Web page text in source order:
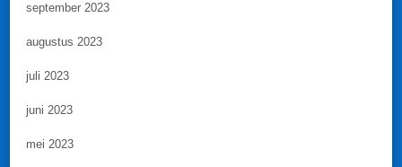
september 2023
augustus 2023
juli 2023
juni 2023
mei 2023